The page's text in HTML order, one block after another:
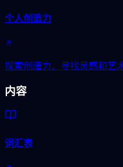
个人创造力
探索创造力、寻找灵感和艺
内容
词汇表